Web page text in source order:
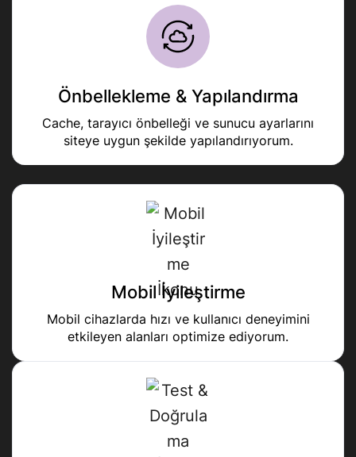
Önbellekleme & Yapılandırma
Cache, tarayıcı önbelleği ve sunucu ayarlarını
siteye uygun şekilde yapılandırıyorum.
Mobil İyileştirme
Mobil cihazlarda hızı ve kullanıcı deneyimini
etkileyen alanları optimize ediyorum.